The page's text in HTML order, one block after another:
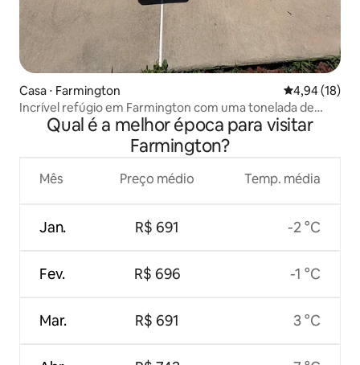
Casa ⋅ Farmington 4,94 de uma
4,94 (18)
Incrível refúgio em Farmington com uma tonelada de
comodidades
Qual é a melhor época para visitar
Farmington?
Mês
Jan.
Fev.
Mar.
Preço médio
R$ 691
R$ 696
R$ 691
Temp. média
-2 °C
-1 °C
3 °C